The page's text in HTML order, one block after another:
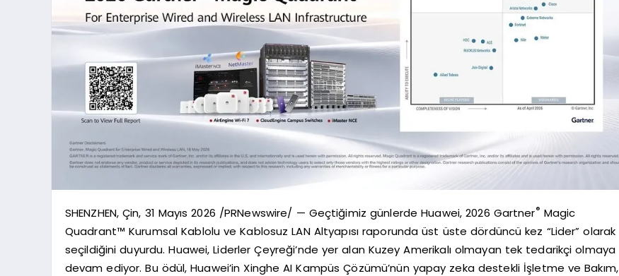
SHENZHEN, Çin, 31 Mayıs 2026 /PRNewswire/ — Geçtiğimiz günlerde Huawei, 2026 Gartner® Magic
Quadrant™ Kurumsal Kablolu ve Kablosuz LAN Altyapısı raporunda üst üste dördüncü kez “Lider” olarak
seçildiğini duyurdu. Huawei, Liderler Çeyreği’nde yer alan Kuzey Amerikalı olmayan tek tedarikçi olmaya
devam ediyor. Bu ödül, Huawei’in Xinghe AI Kampüs Çözümü’nün yapay zeka destekli İşletme ve Bakım,